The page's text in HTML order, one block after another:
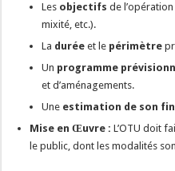
Les objectifs de
mixité, etc.).
La durée et le périmètre
Un programme
et d’aménagements.
Une estimation de son
Mise en Œuvre : L’OTU doit
le public, dont les modalités